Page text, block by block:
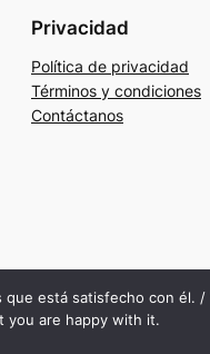
Privacidad
Política de privacidad
Términos y condiciones
Contáctanos
está satisfecho con él.
you are happy with it.